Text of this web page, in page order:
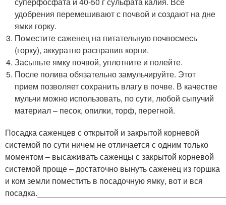
удобрения перемешивают с почвой и создают на дне
ямки горку.
Поместите саженец на питательную почвосмесь
(горку), аккуратно расправив корни.
Засыпьте ямку почвой, уплотните и полейте.
После полива обязательно замульчируйте. Этот
прием позволяет сохранить влагу в почве. В качестве
мульчи можно использовать, по сути, любой сыпучий
материал – песок, опилки, торф, перегной.
Посадка саженцев с открытой и закрытой корневой
системой по сути ничем не отличается с одним только
моментом – высаживать саженцы с закрытой корневой
системой проще – достаточно вынуть саженец из горшка
и ком земли поместить в посадочную ямку, вот и вся